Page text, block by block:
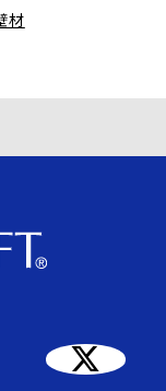
材